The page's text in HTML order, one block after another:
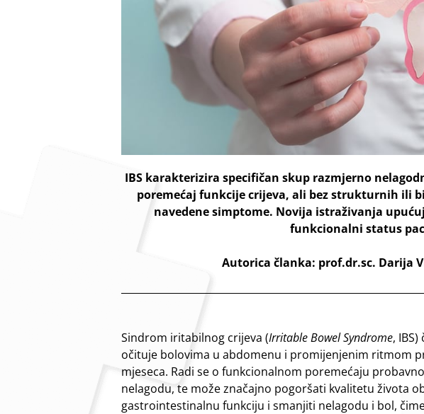
IBS karakterizira specifičan skup razmjerno
poremećaj funkcije crijeva, ali bez strukturnih ili
navedene simptome. Novija istraživanja
funkcionalni status
Autorica članka: prof.dr.sc. Darija
Sindrom iritabilnog crijeva (Irritable Bowel Syndrome,
očituje bolovima u abdomenu i promijenjenim ritmom
mjeseca. Radi se o funkcionalnom poremećaju
nelagodu, te može značajno pogoršati kvalitetu života
gastrointestinalnu funkciju i smanjiti nelagodu i bol,